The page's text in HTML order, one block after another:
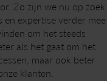
Zo zijn we nu op zoek
en expertise verder mee
om het steeds
als het gaat om het
maar ook beter
klanten.